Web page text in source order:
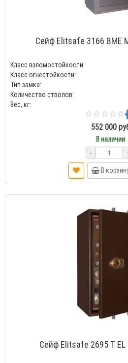
Сейф Elitsafe 3166 BME
Класс взломостойкости:
Класс огнестойкости:
Тип замка:
Количество стволов:
Вес, кг:
552 000
В наличии
-
В
Сейф Elitsafe 2695 T EL